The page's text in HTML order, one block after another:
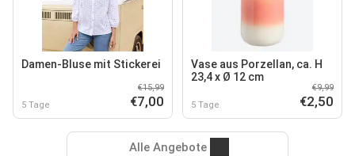
Damen-Bluse mit Stickerei
5 Tage
€15,99
€7,00
Vase aus Porzellan, ca. H
23,4 x Ø 12 cm
5 Tage
€9,99
€2,50
Alle Angebote